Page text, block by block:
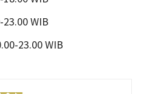
WIB
23.00 WIB